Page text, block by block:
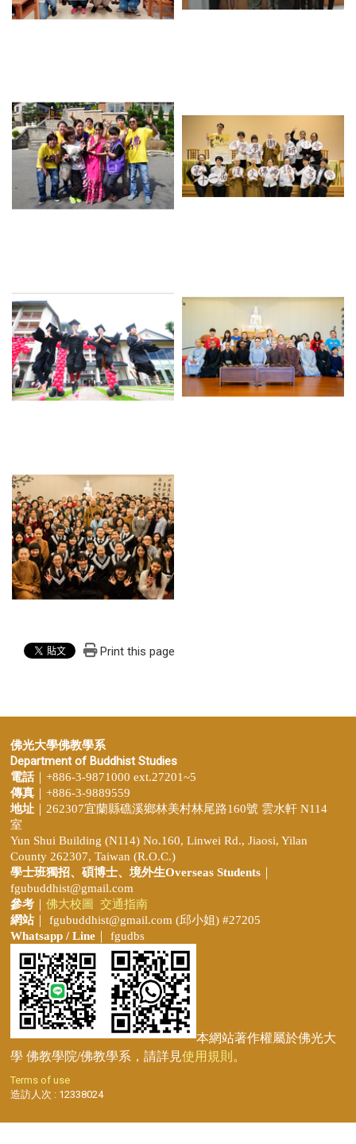
Print this page
佛光大學佛教學系
Department of Buddhist Studies
電話｜+886-3-9871000 ext.27201~5
傳真 ｜+886-3-9889559
地址 ｜262307宜蘭縣礁溪鄉林美村林尾路160號 雲水軒 N114
室
Yun Shui Building (N114) No.160, Linwei Rd., Jiaosi, Yilan
County 262307, Taiwan (R.O.C.)
學士班獨招、 碩博士、境外生Overseas Students ｜
fgubuddhist@gmail.com
參考 ｜ 佛大校圖
交通指南
網站｜ fgubuddhist@gmail.com (邱小姐) #27205
Whatsapp / Line ｜ fgudbs
本網站著作權屬於佛光大
學 佛教學院/佛教學系，請詳見使用規則。
Terms of use
造訪人次 : 12338024